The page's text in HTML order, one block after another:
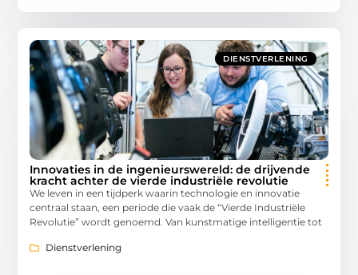
DIENSTVERLENING
Innovaties in de ingenieurswereld: de drijvende
kracht achter de vierde industriële revolutie
We leven in een tijdperk waarin technologie en innovatie
centraal staan, een periode die vaak de “Vierde Industriële
Revolutie” wordt genoemd. Van kunstmatige intelligentie tot
Dienstverlening